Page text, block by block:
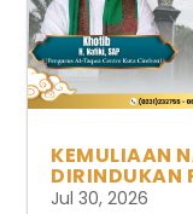
KEMULIAAN
Jul 30, 2026